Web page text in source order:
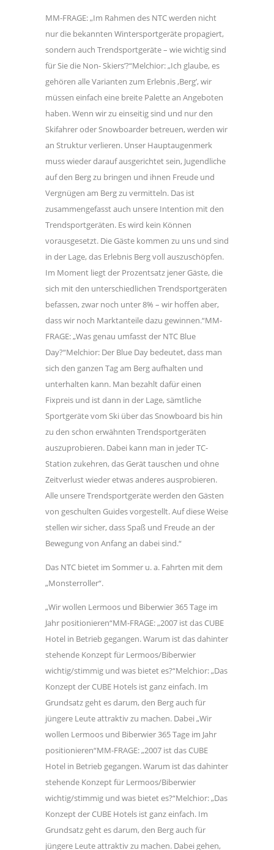
MM-FRAGE: „Im Rahmen des NTC werden nicht
nur die bekannten Wintersportgeräte propagiert,
sondern auch Trendsportgeräte – wie wichtig sind
für Sie die Non- Skiers’?“Melchior: „Ich glaube, es
gehören alle Varianten zum Erlebnis ,Berg’, wir
müssen einfach eine breite Palette an Angeboten
haben. Wenn wir zu einseitig sind und nur den
Skifahrer oder Snowboarder betreuen, werden wir
an Struktur verlieren. Unser Hauptaugenmerk
muss wieder darauf ausgerichtet sein, Jugendliche
auf den Berg zu bringen und ihnen Freude und
Vergnügen am Berg zu vermitteln. Das ist
zusammengefasst auch unsere Intention mit den
Trendsportgeräten. Es wird kein Können
vorausgesetzt. Die Gäste kommen zu uns und sind
in der Lage, das Erlebnis Berg voll auszuschöpfen.
Im Moment liegt der Prozentsatz jener Gäste, die
sich mit den unterschiedlichen Trendsportgeräten
befassen, zwar noch unter 8% – wir hoffen aber,
dass wir noch Marktanteile dazu gewinnen.“MM-
FRAGE: „Was genau umfasst der NTC Blue
Day?“Melchior: Der Blue Day bedeutet, dass man
sich den ganzen Tag am Berg aufhalten und
unterhalten kann. Man bezahlt dafür einen
Fixpreis und ist dann in der Lage, sämtliche
Sportgeräte vom Ski über das Snowboard bis hin
zu den schon erwähnten Trendsportgeräten
auszuprobieren. Dabei kann man in jeder TC-
Station zukehren, das Gerät tauschen und ohne
Zeitverlust wieder etwas anderes ausprobieren.
Alle unsere Trendsportgeräte werden den Gästen
von geschulten Guides vorgestellt. Auf diese Weise
stellen wir sicher, dass Spaß und Freude an der
Bewegung von Anfang an dabei sind.“
Das NTC bietet im Sommer u. a. Fahrten mit dem
„Monsterroller“.
„Wir wollen Lermoos und Biberwier 365 Tage im
Jahr positionieren“MM-FRAGE: „2007 ist das CUBE
Hotel in Betrieb gegangen. Warum ist das dahinter
stehende Konzept für Lermoos/Biberwier
wichtig/stimmig und was bietet es?“Melchior: „Das
Konzept der CUBE Hotels ist ganz einfach. Im
Grundsatz geht es darum, den Berg auch für
jüngere Leute attraktiv zu machen. Dabei „Wir
wollen Lermoos und Biberwier 365 Tage im Jahr
positionieren“MM-FRAGE: „2007 ist das CUBE
Hotel in Betrieb gegangen. Warum ist das dahinter
stehende Konzept für Lermoos/Biberwier
wichtig/stimmig und was bietet es?“Melchior: „Das
Konzept der CUBE Hotels ist ganz einfach. Im
Grundsatz geht es darum, den Berg auch für
jüngere Leute attraktiv zu machen. Dabei gehen,